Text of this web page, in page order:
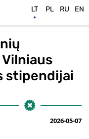
stipendijai
2026-05-07
LT PL RU EN